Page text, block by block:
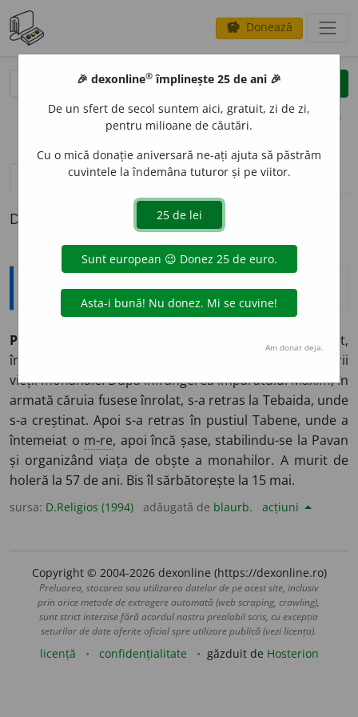
savings Donează
clear
opțiuni
definiții (1)
Definiția cu ID-ul 551502:
Enciclopedice
Pahomie cel Mare
292-349), sfânt cuvios, considerat,
împreună cu Antonie cel Mare, unul dintre întemeietorii
vieții monahale. După înfrângerea împăratului Maxim, în
armată căruia fusese înrolat, s-a retras la Tebaida, unde
s-a creștinat. Apoi s-a retras în pustiul Tabene, unde a
întemeiat o m-re, apoi încă șase, stabilindu-se la Pavan
și organizând viața de obște a monahilor. A murit de
holeră la 57 de ani. Bis îl sărbătorește la 15 mai.
sursa: D.Religios (1994) adăugată de blaurb. acțiuni
Copyright © 2004-2026 dexonline (https://dexonline.ro)
Preluarea, stocarea sau utilizarea datelor de pe acest site, inclusiv
prin orice metode de extragere automată (web scraping, crawling),
sunt strict interzise fără acordul nostru prealabil scris, cu excepția
seturilor de date oferite oficial spre utilizare publică (vezi licența).
licență confidențialitate găzduit de Hosterion
🎉 dexonline® împlinește 25 de ani 🎉
De un sfert de secol suntem aici, gratuit, zi de zi,
pentru milioane de căutări.
Cu o mică donație aniversară ne-ați ajuta să păstrăm
cuvintele la îndemâna tuturor și pe viitor.
Am donat deja.